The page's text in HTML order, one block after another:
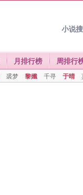
小说
月排行榜 周排行
裘梦 黎孅 千寻 于晴